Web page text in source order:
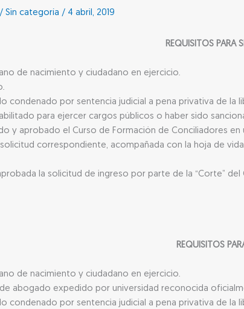
/Sin categoría / 4 abril, 2019
REQUISITOS PARA
de nacimiento y ciudadano en ejercicio.
condenado por sentencia judicial a pena privativa de
para ejercer cargos públicos o haber sido
y aprobado el Curso de Formación de Conciliadores
solicitud correspondiente, acompañada con la hoja de
la solicitud de ingreso por parte de la “Corte”
REQUISITOS
de nacimiento y ciudadano en ejercicio.
abogado expedido por universidad reconocida
condenado por sentencia judicial a pena privativa de